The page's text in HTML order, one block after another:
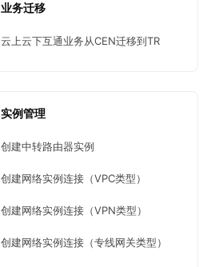
业务迁移
云上云下互通业务从CEN迁移到TR
实例管理
创建中转路由器实例
创建网络实例连接（VPC类型）
创建网络实例连接（VPN类型）
创建网络实例连接（专线网关类型）